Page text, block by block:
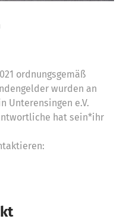
ordnungsgemäß
wurden an
Unterensingen e.V.
hat sein*ihr